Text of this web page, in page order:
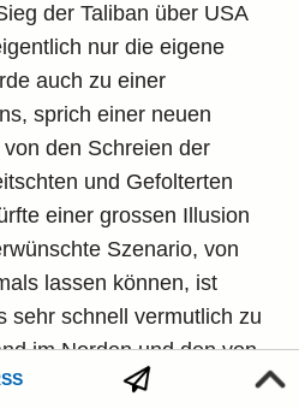
der Taliban über USA
nur die eigene
auch zu einer
sprich einer neuen
den Schreien der
und Gefolterten
einer grossen Illusion
Szenario, von
lassen können, ist
sehr schnell vermutlich zu
im Norden und den von
kommen.“